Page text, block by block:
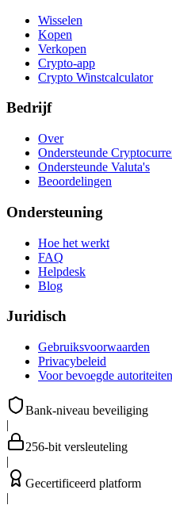
Wisselen
Kopen
Verkopen
Crypto-app
Crypto Winstcalculator
Bedrijf
Over
Ondersteunde
Ondersteunde Valuta's
Beoordelingen
Ondersteuning
Hoe het werkt
FAQ
Helpdesk
Blog
Juridisch
Gebruiksvoorwaarden
Privacybeleid
Voor bevoegde autoriteiten
Bank-niveau beveiliging
|
256-bit versleuteling
|
Gecertificeerd platform
|